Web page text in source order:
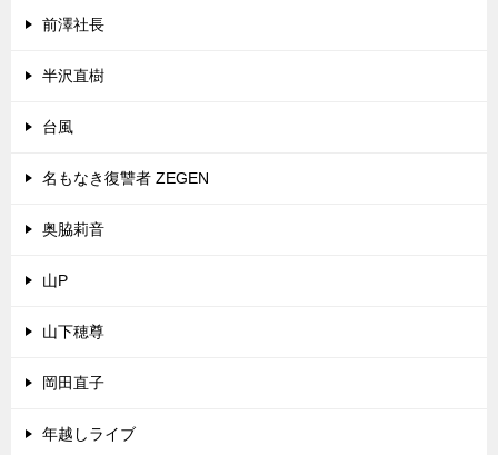
前澤社長
半沢直樹
台風
名もなき復讐者 ZEGEN
奥脇莉音
山P
山下穂尊
岡田直子
年越しライブ